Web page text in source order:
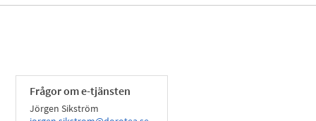
Frågor om e-tjänsten
Jörgen Sikström